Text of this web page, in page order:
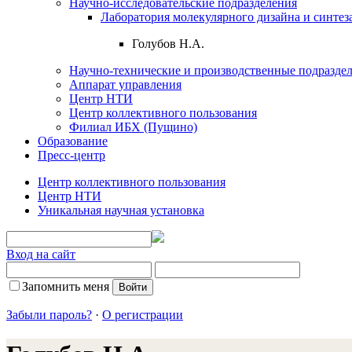
Лаборатория молекулярного дизайна и
Голубов Н.А.
Научно-технические и производственные
Аппарат управления
Центр НТИ
Центр коллективного пользования
Филиал ИБХ (Пущино)
Образование
Пресс-центр
Центр коллективного пользования
Центр НТИ
Уникальная научная установка
Вход на сайт
Запомнить меня
Забыли пароль? · О регистрации